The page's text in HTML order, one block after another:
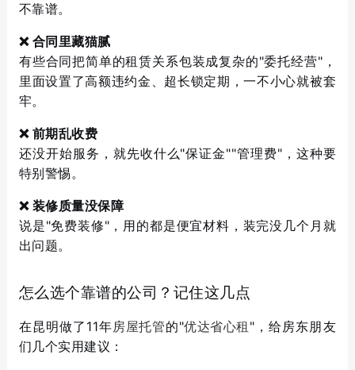
不靠谱。
❌ 合同里藏猫腻
有些合同把简单的租赁关系包装成复杂的"委托经营"，
里面设置了高额违约金、超长锁定期，一不小心就被套
牢。
❌ 前期乱收费
还没开始服务，就先收什么"保证金""管理费"，这种要
特别警惕。
❌ 装修质量没保障
说是"免费装修"，用的都是便宜材料，装完没几个月就
出问题。
怎么选个靠谱的公司？记住这几点
在昆明做了11年房屋托管的"优达省心租 "，给房东朋友
们几个实用建议：